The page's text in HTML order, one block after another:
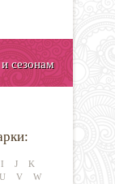
сезонам
I J
K
U V
W